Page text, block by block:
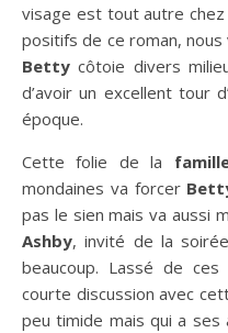
visage est tout autre chez
positifs de ce roman,
Betty côtoie divers
d’avoir un excellent tour
époque.
Cette folie de la
mondaines va forcer
pas le sien mais va aussi
Ashby, invité de la
beaucoup. Lassé de
courte discussion avec
peu timide mais qui a ses